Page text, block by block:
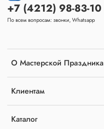
О Мастерской Праздника
Клиентам
Каталог
+7 (4212) 98-83-10
По всем вопросам: звонки, Whatsapp